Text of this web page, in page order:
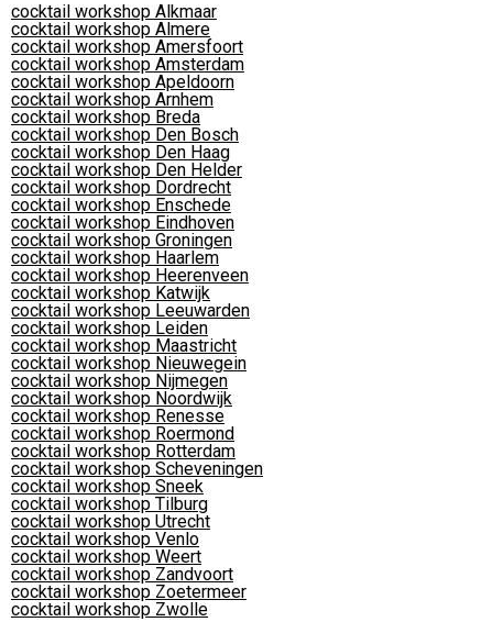
cocktail workshop Alkmaar
cocktail workshop Almere
cocktail workshop Amersfoort
cocktail workshop Amsterdam
cocktail workshop Apeldoorn
cocktail workshop Arnhem
cocktail workshop Breda
cocktail workshop Den Bosch
cocktail workshop Den Haag
cocktail workshop Den Helder
cocktail workshop Dordrecht
cocktail workshop Enschede
cocktail workshop Eindhoven
cocktail workshop Groningen
cocktail workshop Haarlem
cocktail workshop Heerenveen
cocktail workshop Katwijk
cocktail workshop Leeuwarden
cocktail workshop Leiden
cocktail workshop Maastricht
cocktail workshop Nieuwegein
cocktail workshop Nijmegen
cocktail workshop Noordwijk
cocktail workshop Renesse
cocktail workshop Roermond
cocktail workshop Rotterdam
cocktail workshop Scheveningen
cocktail workshop Sneek
cocktail workshop Tilburg
cocktail workshop Utrecht
cocktail workshop Venlo
cocktail workshop Weert
cocktail workshop Zandvoort
cocktail workshop Zoetermeer
cocktail workshop Zwolle